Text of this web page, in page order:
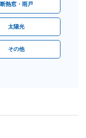
断熱窓・雨戸
太陽光
その他